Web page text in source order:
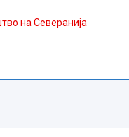
на Северанија